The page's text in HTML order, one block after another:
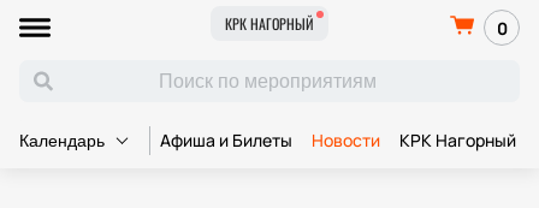
КРК НАГОРНЫЙ 0
Календарь Афиша и Билеты Новости КРК Нагорный